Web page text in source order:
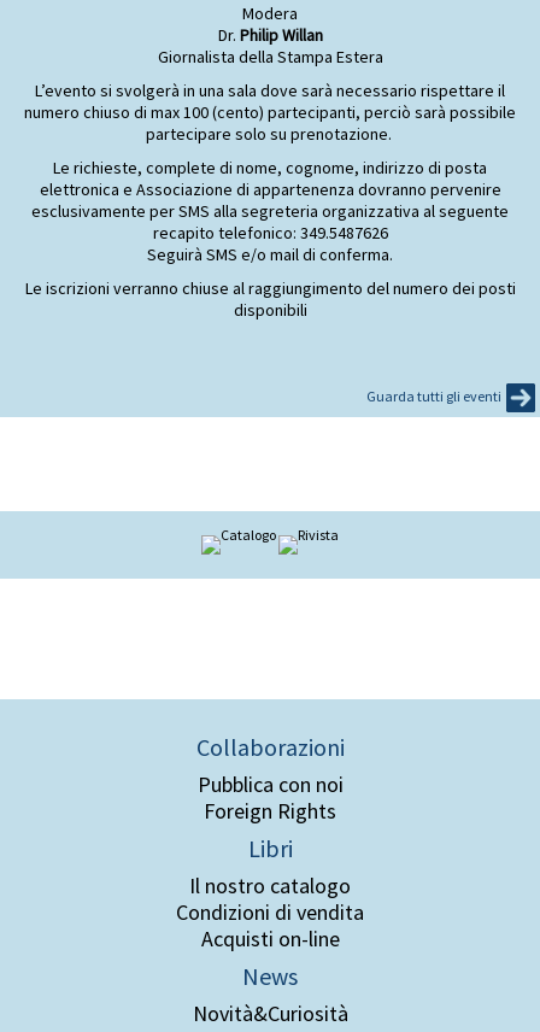
Modera
Dr. Philip Willan
Giornalista della Stampa Estera
L’evento si svolgerà in una sala dove sarà necessario rispettare il
numero chiuso di max 100 (cento) partecipanti, perciò sarà possibile
partecipare solo su prenotazione.
Le richieste, complete di nome, cognome, indirizzo di posta
elettronica e Associazione di appartenenza dovranno pervenire
esclusivamente per SMS alla segreteria organizzativa al seguente
recapito telefonico: 349.5487626
Seguirà SMS e/o mail di conferma.
Le iscrizioni verranno chiuse al raggiungimento del numero dei posti
disponibili
Guarda tutti gli eventi
Collaborazioni
Pubblica con noi
Foreign Rights
Libri
Il nostro catalogo
Condizioni di vendita
Acquisti on-line
News
Novità&Curiosità